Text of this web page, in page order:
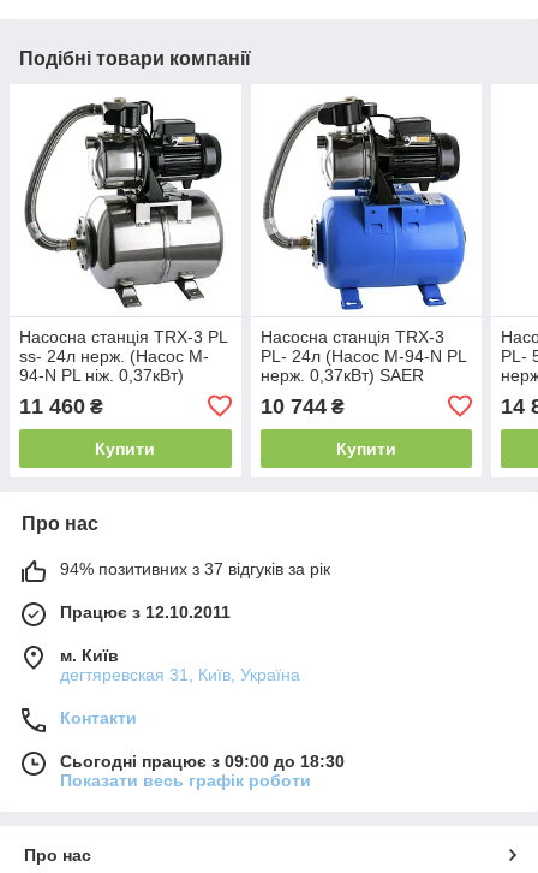
Подібні товари компанії
Насосна станція TRX-3 PL
ss- 24л нерж. (Насос M-
94-N PL ніж. 0,37кВт)
11 460 ₴
Купити
Насосна станція TRX-3
PL- 24л (Насос M-94-N PL
нерж. 0,37кВт) SAER
10 744₴
Купити
PL-
14
Про нас
94% позитивних з 37 відгуків за рік
Працює з 12.10.2011
м. Київ
дегтяревская 31, Київ, Україна
Контакти
Сьогодні працює з 09:00 до 18:30
Показати весь графік роботи
Про нас